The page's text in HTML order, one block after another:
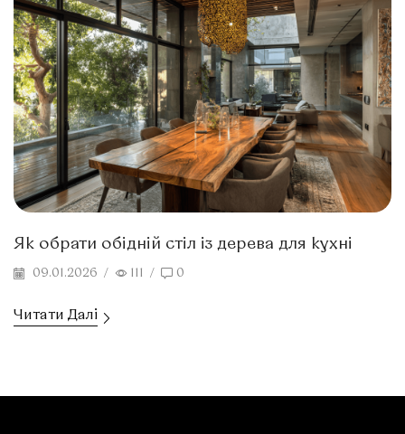
Як обрати обідній стіл із дерева для кухні
09.01.2026 / / 0
Читати Далі